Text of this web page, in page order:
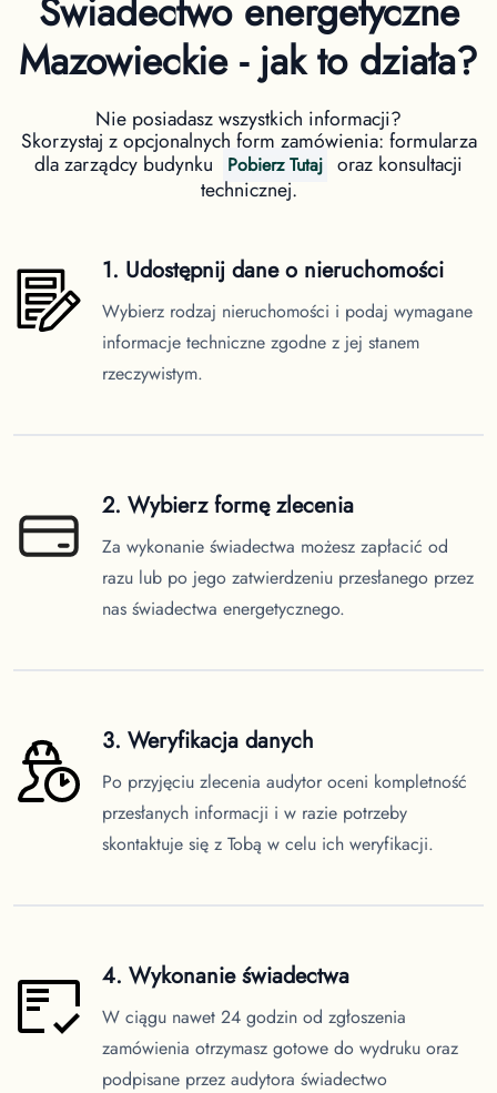
Świadectwo energetyczne
Mazowieckie - jak to działa?
Nie posiadasz wszystkich informacji?
Skorzystaj z opcjonalnych form zamówienia: formularza
dla zarządcy budynku
Pobierz Tutaj oraz konsultacji
technicznej.
1. Udostępnij dane o nieruchomości
Wybierz rodzaj nieruchomości i podaj wymagane
informacje techniczne zgodne z jej stanem
rzeczywistym.
2. Wybierz formę zlecenia
Za wykonanie świadectwa możesz zapłacić od
razu lub po jego zatwierdzeniu przesłanego przez
nas świadectwa energetycznego.
3. Weryfikacja danych
Po przyjęciu zlecenia audytor oceni kompletność
przesłanych informacji i w razie potrzeby
skontaktuje się z Tobą w celu ich weryfikacji.
4. Wykonanie świadectwa
W ciągu nawet 24 godzin od zgłoszenia
zamówienia otrzymasz gotowe do wydruku oraz
podpisane przez audytora świadectwo